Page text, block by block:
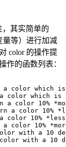
，其实简单的
量等）进行加减
color 的操作提
作的函数列表：
color which is
color which is
color 10%
a color 10%
color 10%
color 10%
with a 10
with a 10